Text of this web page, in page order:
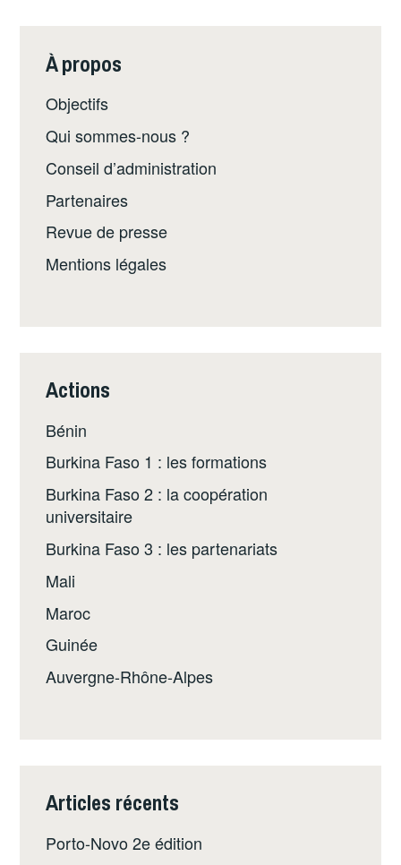
À propos
Objectifs
Qui sommes-nous ?
Conseil d’administration
Partenaires
Revue de presse
Mentions légales
Actions
Bénin
Burkina Faso 1 : les formations
Burkina Faso 2 : la coopération
universitaire
Burkina Faso 3 : les partenariats
Mali
Maroc
Guinée
Auvergne-Rhône-Alpes
Articles récents
Porto-Novo 2e édition